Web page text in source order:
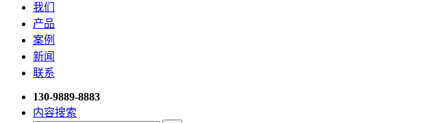
我们
产品
案例
新闻
联系
130-9889-8883
内容搜索